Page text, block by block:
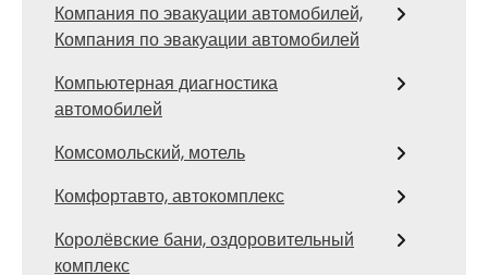
Компания по эвакуации автомобилей,
Компания по эвакуации автомобилей
Компьютерная диагностика
автомобилей
Комсомольский, мотель
Комфортавто, автокомплекс
Королёвские бани, оздоровительный
комплекс